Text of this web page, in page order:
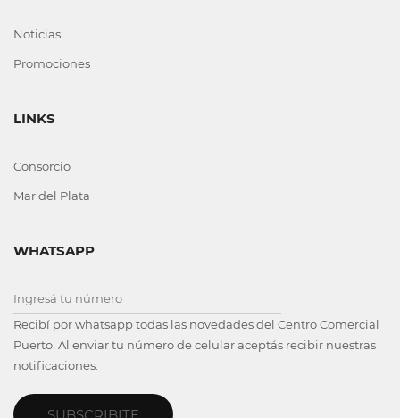
Noticias
Promociones
LINKS
Consorcio
Mar del Plata
WHATSAPP
Recibí por whatsapp todas las novedades del Centro Comercial
Puerto. Al enviar tu número de celular aceptás recibir nuestras
notificaciones.